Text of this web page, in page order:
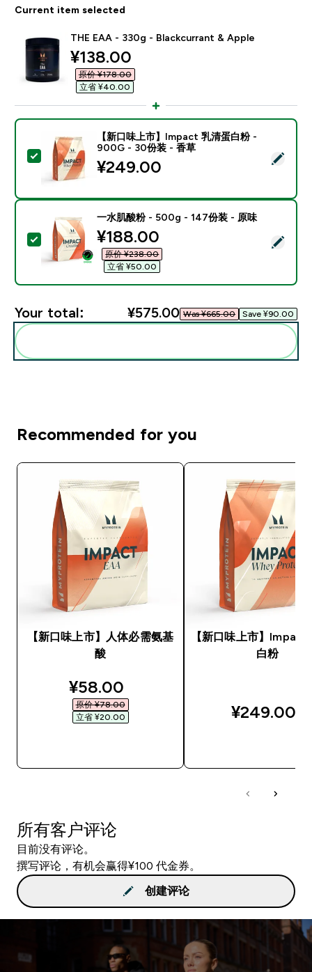
Current item selected
THE EAA - 330g - Blackcurrant & Apple
discounted price
¥138.00‎
原价 ¥178.00‎
立省 ¥40.00‎
Select this product - 【新口味上市】Impact 乳清蛋
【新口味上市】Impact 乳清蛋白粉 -
900G - 30份装 - 香草
¥249.00‎
Select this product - 一水肌酸粉 - 500g - 147份装 -
一水肌酸粉 - 500g - 147份装 - 原味
discounted price
¥188.00‎
原价 ¥238.00‎
立省 ¥50.00‎
Your total: ¥575.00‎ Was ¥665.00‎ Save ¥90.00‎
Recommended for you
【新口味上市】人体必需氨基
酸
discounted price
¥58.00‎
原价 ¥78.00‎
立省 ¥20.00‎
【新口味上市】Impact
白粉
¥249.00‎
所有客户评论
目前没有评论。
撰写评论，有机会赢得¥100 代金券。
创建评论